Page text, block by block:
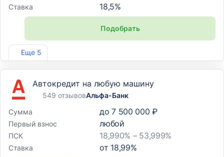
Еще 5
Ставка 18,5%
Подобрать
Лиц. №1343
Автокредит на любую машину
549 отзывовАльфа-Банк
Сумма
до 7 500 000 ₽
Первый взнос любой
ПСК 18,990% – 53,999%
Ставка от 18,99%